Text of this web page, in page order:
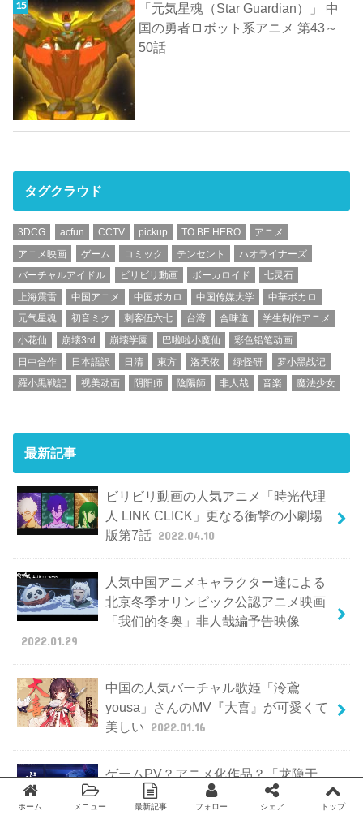
「元気星魂（Star Guardian）」 中
国の勇者ロボット系アニメ 第43～
50話
タグクラウド
3DCG acfun CCTV pickup TO BE HERO
アニメ
アニメ映画
ゲーム コミック テンセント
ハオライナーズ
バーチャルアイドル
ビリビリ動画 ボーカロイド
七灵石
上海震雷
中国アニメ 中国ボカロ 中国传媒大学
中華ボカロ
元气星魂
初音ミク 刺客伍六七 台湾 合味道
学生制作アニメ
小花仙
崩壊3rd 崩壊学園 巴啦啦小魔仙
彩色铅笔动画
日中合作
日本語訳 日清 東方 洛天依 绿怪研
罗小黑战记
羅小黒戦記
视美动画 阴阳师 陰陽師 非人哉 音楽 魔法少女
最新記事
ビリビリ動画の人気アニメ「時光代理
人 LINK CLICK」更なる衝撃の小劇場
版第7話 2022.04.10
人気中国アニメキャラクター達による
北京冬季オリンピック公認アニメ映画
「我们的冬奥」非人哉編予告映像
2022.01.29
中国の人気バーチャル歌姫「泠鳶
yousa」さんのMV『大喜』が可愛くて
美しい 2022.01.16
ゲームPV？アニメ化作品？「龙隐于
雪」のアニメ映像公開
2022.01.12
ホーム メニュー 最新記事 フォロー シェア トップ
Twitter facebook